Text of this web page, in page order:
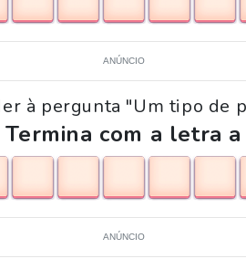
ANÚNCIO
à pergunta "Um tipo de
Termina com a letra a
ANÚNCIO